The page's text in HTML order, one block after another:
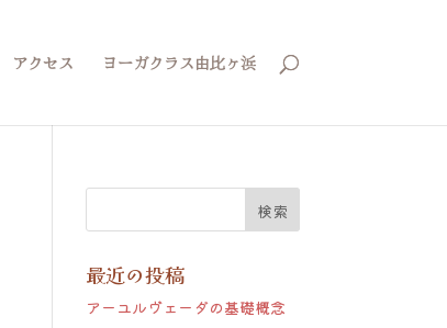
アクセス ヨーガクラス由比ヶ浜
最近の投稿
アーユルヴェーダの基礎概念